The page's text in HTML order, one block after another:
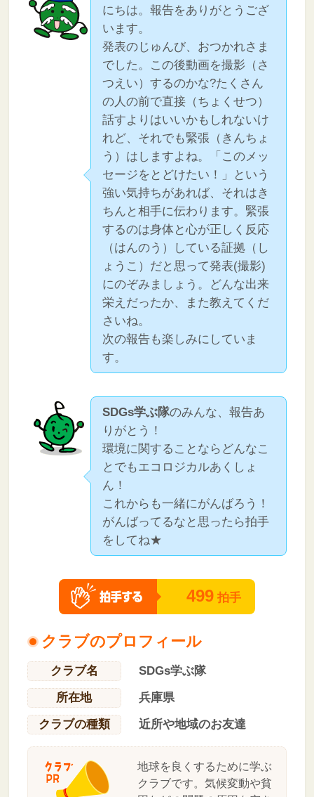
にちは。報告をありがとうござ
います。
発表のじゅんび、おつかれさま
でした。この後動画を撮影（さ
つえい）するのかな?たくさん
の人の前で直接（ちょくせつ）
話すよりはいいかもしれないけ
れど、それでも緊張（きんちょ
う）はしますよね。「このメッ
セージをとどけたい！」という
強い気持ちがあれば、それはき
ちんと相手に伝わります。緊張
するのは身体と心が正しく反応
（はんのう）している証拠（し
ょうこ）だと思って発表(撮影)
にのぞみましょう。どんな出来
栄えだったか、また教えてくだ
さいね。
次の報告も楽しみにしていま
す。
SDGs学ぶ隊のみんな、報告あ
りがとう！
環境に関することならどんなこ
とでもエコロジカルあくしょ
ん！
これからも一緒にがんばろう！
がんばってるなと思ったら拍手
をしてね★
499 拍手
クラブのプロフィール
クラブ名
SDGs学ぶ隊
所在地
兵庫県
クラブの種類
近所や地域のお友達
地球を良くするために学ぶ
クラブです。気候変動や貧